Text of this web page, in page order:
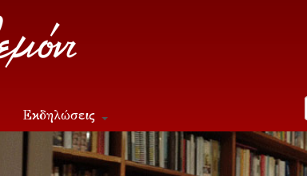
Εκδηλώσεις